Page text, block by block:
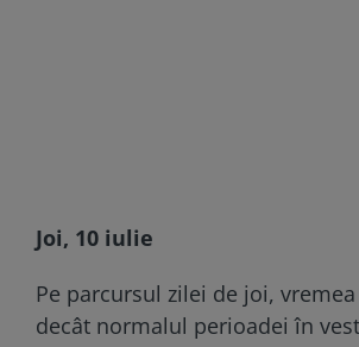
Joi, 10 iulie
Pe parcursul zilei de joi,
decât normalul perioadei în